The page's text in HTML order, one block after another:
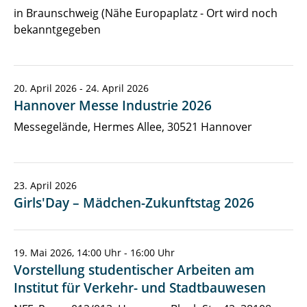
in Braunschweig (Nähe Europaplatz - Ort wird noch
bekanntgegeben
20. April 2026 - 24. April 2026
Hannover Messe Industrie 2026
Messegelände, Hermes Allee, 30521 Hannover
23. April 2026
Girls'Day – Mädchen-Zukunftstag 2026
19. Mai 2026, 14:00 Uhr - 16:00 Uhr
Vorstellung studentischer Arbeiten am
Institut für Verkehr- und Stadtbauwesen